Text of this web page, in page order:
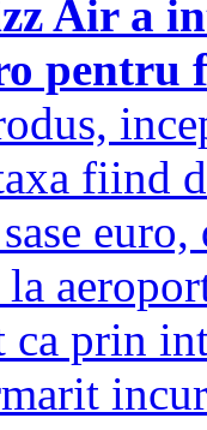
Air a
pentru
fiind
la
ca prin